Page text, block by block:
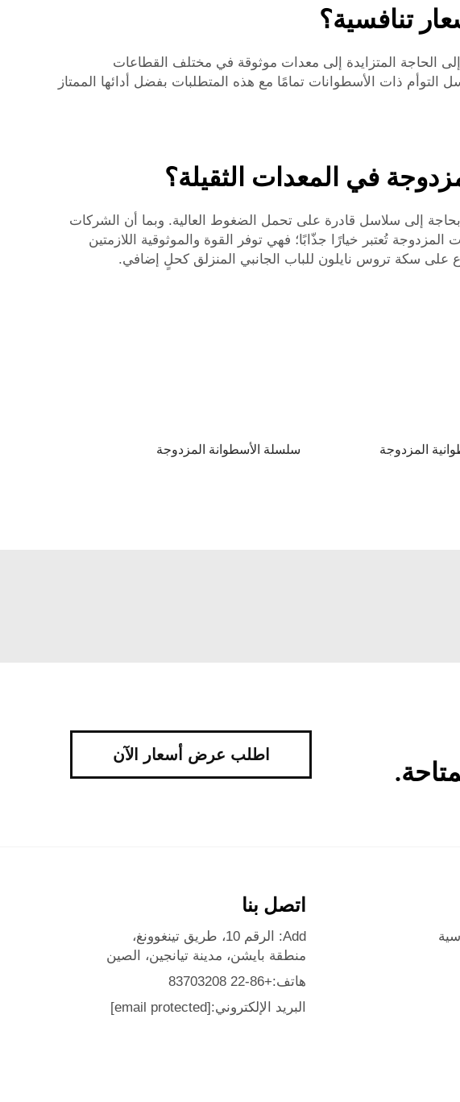
تنافسية؟
الحاجة المتزايدة إلى معدات موثوقة في مختلف القطاعات
التوأم ذات الأسطوانات تمامًا مع هذه المتطلبات بفضل أدائها الممتاز
في المعدات الثقيلة؟
إلى سلاسل قادرة على تحمل الضغوط العالية. وبما أن الشركات
تُعتبر خيارًا جذّابًا؛ فهي توفر القوة والموثوقية اللازمتين
على سكة تروس نايلون للباب الجانبي المنزلق كحلٍ إضافي.
المزدوجة سلسلة الأسطوانة المزدوجة
اطلب عرض أسعار الآن
اتصل بنا
Add: الرقم 10، طريق تينغوونغ،
منطقة بايشن، مدينة تيانجين، الصين
هاتف:+86-22 83703208
البريد الإلكتروني:[email protected]